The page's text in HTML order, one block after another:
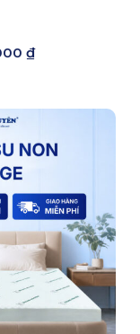
₫Khoảng
đến
12.200.000 ₫